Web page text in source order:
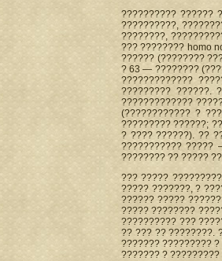
?????????? ??????
??????????,
????????,
??? ???????? homo
?????? (????????
? 63 — ????????
?????????????
????????? ??????.
?????????????
(???????????? ?
????????? ??????;
? ???? ??????). ??
??????????? ?????
???????? ?? ?????
??? ?????
????? ???????, ?
?????? ?????
????? ????????
?????????? ???
?? ??? ?? ????????.
??????? ?????????
??????? ?